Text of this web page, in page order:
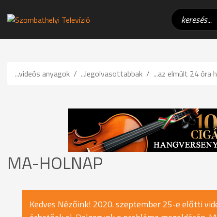
...videós anyagok ...legolvasottabbak ...az elmúlt 24 óra
MA-HOLNAP
Kedves Nézőink! 2020. szeptember 25-e előtti